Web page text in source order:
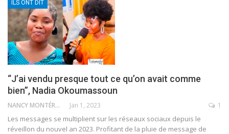
ILS ONT DIT
“J’ai vendu presque tout ce qu’on avait comme
bien”, Nadia Okoumassoun
NANCY MONTÉRO Jan 1, 2023 1
Les messages se multiplient sur les réseaux sociaux depuis le
réveillon du nouvel an 2023. Profitant de la pluie de message de